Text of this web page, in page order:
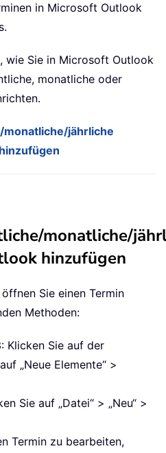
in Microsoft Outlook
wie Sie in Microsoft Outlook
monatliche oder
jährliche
monatliche/
hinzufügen
Sie einen Termin
Methoden:
Klicken Sie auf der
„Neue Elemente“ >
Sie auf „Datei“ > „Neu“ >
Termin zu bearbeiten,